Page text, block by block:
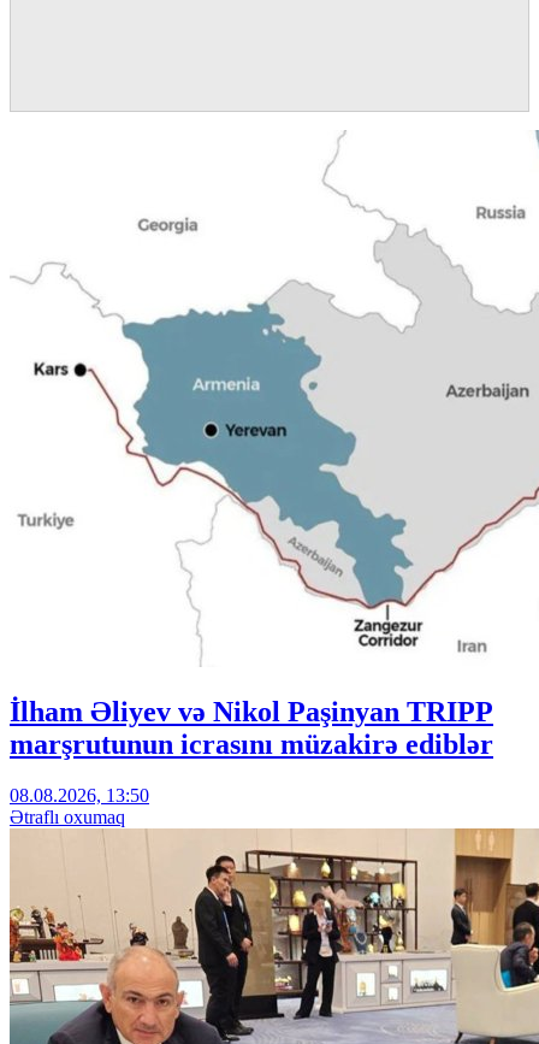
İlham Əliyev və Nikol Paşinyan TRIPP
marşrutunun icrasını müzakirə ediblər
08.08.2026, 13:50
Ətraflı oxumaq